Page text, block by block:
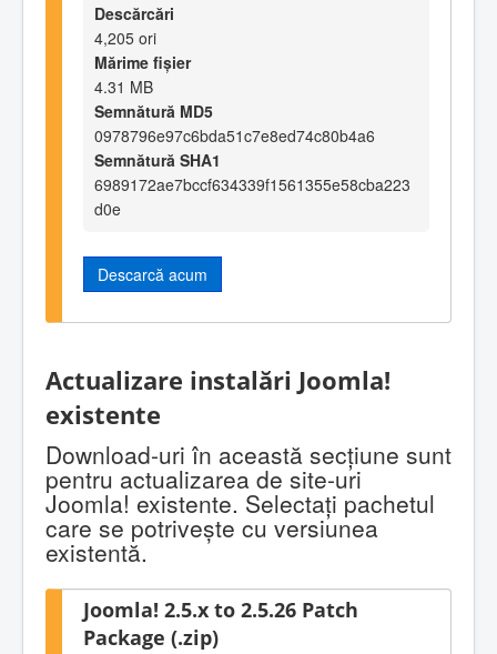
Descărcări
4,205 ori
Mărime fișier
4.31 MB
Semnătură MD5
0978796e97c6bda51c7e8ed74c80b4a6
Semnătură SHA1
6989172ae7bccf634339f1561355e58cba223
d0e
Descarcă acum
Actualizare instalări Joomla!
existente
Download-uri în această secţiune sunt
pentru actualizarea de site-uri
Joomla! existente. Selectaţi pachetul
care se potriveşte cu versiunea
existentă.
Joomla! 2.5.x to 2.5.26 Patch
Package (.zip)